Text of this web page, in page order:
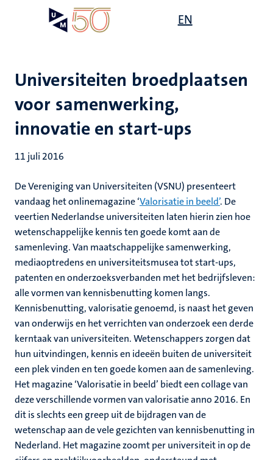
gaan
EN
Universiteiten broedplaatsen
voor samenwerking,
innovatie en start-ups
11 juli 2016
De Vereniging van Universiteiten (VSNU) presenteert
vandaag het onlinemagazine ‘Valorisatie in beeld’. De
veertien Nederlandse universiteiten laten hierin zien hoe
wetenschappelijke kennis ten goede komt aan de
samenleving. Van maatschappelijke samenwerking,
mediaoptredens en universiteitsmusea tot start-ups,
patenten en onderzoeksverbanden met het bedrijfsleven:
alle vormen van kennisbenutting komen langs.
Kennisbenutting, valorisatie genoemd, is naast het geven
van onderwijs en het verrichten van onderzoek een derde
kerntaak van universiteiten. Wetenschappers zorgen dat
hun uitvindingen, kennis en ideeën buiten de universiteit
een plek vinden en ten goede komen aan de samenleving.
Het magazine ‘Valorisatie in beeld’ biedt een collage van
deze verschillende vormen van valorisatie anno 2016. En
dit is slechts een greep uit de bijdragen van de
wetenschap aan de vele gezichten van kennisbenutting in
Nederland. Het magazine zoomt per universiteit in op de